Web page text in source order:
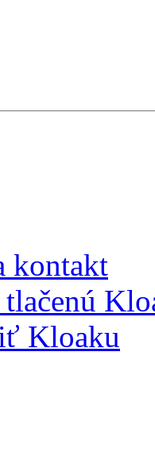
kontakt
Kloaku